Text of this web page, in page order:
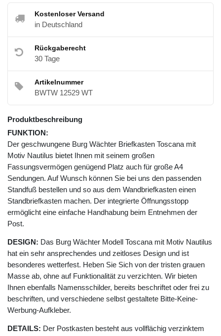
Kostenloser Versand
in Deutschland
Rückgaberecht
30 Tage
Artikelnummer
BWTW 12529 WT
Produktbeschreibung
FUNKTION:
Der geschwungene Burg Wächter Briefkasten Toscana mit
Motiv Nautilus bietet Ihnen mit seinem großen
Fassungsvermögen genügend Platz auch für große A4
Sendungen. Auf Wunsch können Sie bei uns den passenden
Standfuß bestellen und so aus dem Wandbriefkasten einen
Standbriefkasten machen. Der integrierte Öffnungsstopp
ermöglicht eine einfache Handhabung beim Entnehmen der
Post.
DESIGN: Das Burg Wächter Modell Toscana mit Motiv Nautilus
hat ein sehr ansprechendes und zeitloses Design und ist
besonderes wetterfest. Heben Sie Sich von der tristen grauen
Masse ab, ohne auf Funktionalität zu verzichten. Wir bieten
Ihnen ebenfalls Namensschilder, bereits beschriftet oder frei zu
beschriften, und verschiedene selbst gestaltete Bitte-Keine-
Werbung-Aufkleber.
DETAILS: Der Postkasten besteht aus vollflächig verzinktem